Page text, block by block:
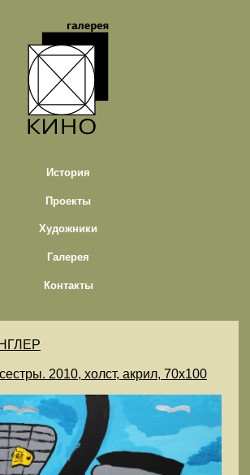
История
Проекты
Художники
Галерея
Контакты
2010, холст, акрил, 70х100